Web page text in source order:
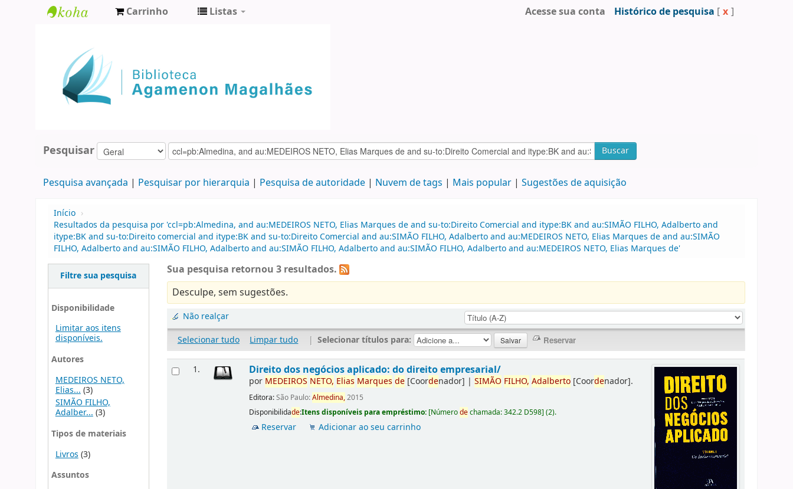
Agamenon
Magalhães
Carrinho Listas Acesse sua conta Histórico de pesquisa [ x ]
Pesquisar Buscar
Pesquisa avançada Pesquisar por hierarquia Pesquisa de autoridade Nuvem de tags Mais popular Sugestões de aquisição
Início ›
Resultados da pesquisa por 'ccl=pb:Almedina, and au:MEDEIROS NETO, Elias Marques de and su-to:Direito Comercial and itype:BK and au:SIMÃO FILHO, Adalberto and
itype:BK and su-to:Direito comercial and itype:BK and su-to:Direito Comercial and au:SIMÃO FILHO, Adalberto and au:MEDEIROS NETO, Elias Marques de and au:SIMÃO
FILHO, Adalberto and au:SIMÃO FILHO, Adalberto and au:SIMÃO FILHO, Adalberto and au:SIMÃO FILHO, Adalberto and au:MEDEIROS NETO, Elias Marques de'
Filtre sua pesquisa
Disponibilidade
Limitar aos itens
disponíveis.
Autores
MEDEIROS NETO,
Elias... (3)
SIMÃO FILHO,
Adalber...(3)
Tipos de materiais
Livros (3)
Assuntos
Sua pesquisa retornou 3 resultados.
Desculpe, sem sugestões.
Não realçar
Selecionar tudo
Limpar tudo | Selecionar títulos para:
1. Direito dos negócios aplicado: do direito empresarial/
por MEDEIROS NETO, Elias Marques de [Coordenador] |SIMÃO FILHO, Adalberto [Coordenador].
Editora:São Paulo:Almedina,2015
Disponibilidade:Itens disponíveis para empréstimo: [Númerodechamada:342.2 D598](2).
Reservar Adicionar ao seu carrinho